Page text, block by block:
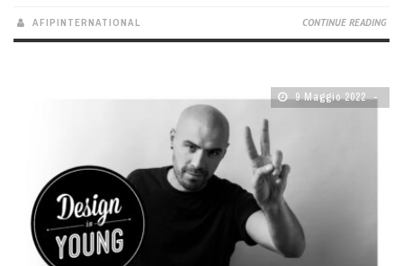
AFIPINTERNATIONAL CONTINUE READING
9 Maggio 2022